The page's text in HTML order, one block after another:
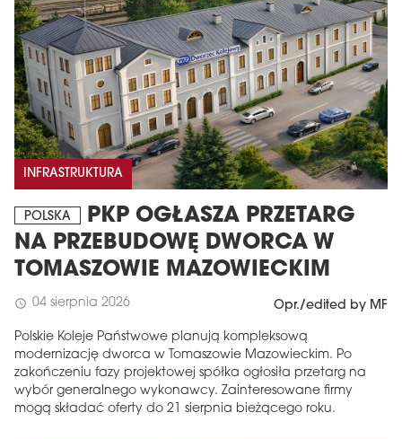
INFRASTRUKTURA
POLSKA
PKP OGŁASZA PRZETARG
NA PRZEBUDOWĘ DWORCA W
TOMASZOWIE MAZOWIECKIM
schedule 04 sierpnia 2026 Opr./edited by MF
Polskie Koleje Państwowe planują kompleksową
modernizację dworca w Tomaszowie Mazowieckim. Po
zakończeniu fazy projektowej spółka ogłosiła przetarg na
wybór generalnego wykonawcy. Zainteresowane firmy
mogą składać oferty do 21 sierpnia bieżącego roku.